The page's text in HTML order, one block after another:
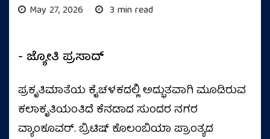
May 27, 2026
3 min read
- ಜ್ಯೋತಿ ಪ್ರಸಾದ್
ಪ್ರಕೃತಿಮಾತೆಯ ಕೈಚಳಕದಲ್ಲಿ ಅದ್ಭುತವಾಗಿ ಮೂಡಿರುವ
ಕಲಾಕೃತಿಯಂತಿದೆ ಕೆನಡಾದ ಸುಂದರ ನಗರ
ವ್ಯಾಂಕೂವರ್. ಬ್ರಿಟಿಷ್ ಕೊಲಂಬಿಯಾ ಪ್ರಾಂತ್ಯದ